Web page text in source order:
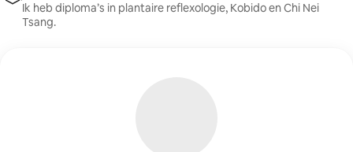
Ik heb diploma’s in plantaire reflexologie, Kobido en Chi Nei
Tsang.